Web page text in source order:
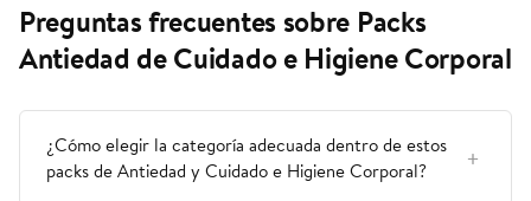
Preguntas frecuentes sobre Packs
Antiedad de Cuidado e Higiene Corporal
¿Cómo elegir la categoría adecuada dentro de estos
packs de Antiedad y Cuidado e Higiene Corporal?